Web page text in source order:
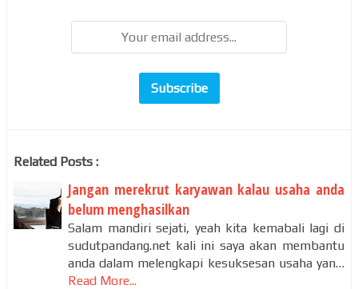
Related Posts :
Jangan merekrut karyawan kalau usaha anda
belum menghasilkan
Salam mandiri sejati, yeah kita kemabali lagi di
sudutpandang.net kali ini saya akan membantu
anda dalam melengkapi kesuksesan usaha yan…
Read More...